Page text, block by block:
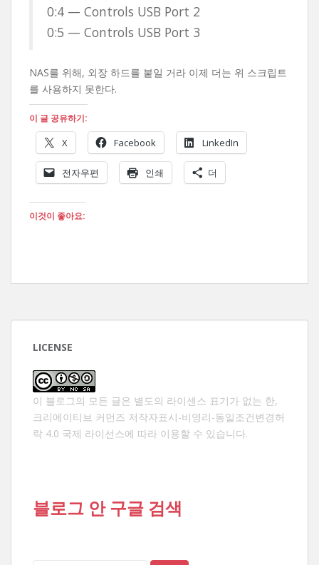
0:4 — Controls USB Port 2
0:5 — Controls USB Port 3
NAS를 위해, 외장 하드를 붙일 거라 이제 더는 위 스크립트
를 사용하지 못한다.
이 글 공유하기:
X Facebook LinkedIn
전자우편 인쇄 더
이것이 좋아요:
LICENSE
이 블로그의 모든 글은 별도의 라이센스 표기가 없는 한,
크리에이티브 커먼즈 저작자표시-비영리-동일조건변경허
락 4.0 국제 라이선스에 따라 이용할 수 있습니다.
블로그 안 구글 검색